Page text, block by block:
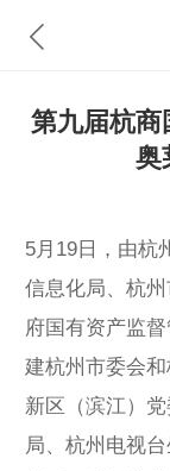
第九届杭商
奥
5月19日，由杭
信息化局、杭
府国有资产监
建杭州市委会
新区（滨江）
局、杭州电视